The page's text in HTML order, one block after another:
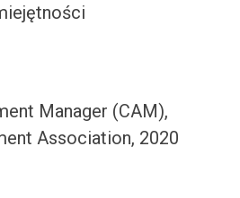
Manager (CAM),
Association, 2020